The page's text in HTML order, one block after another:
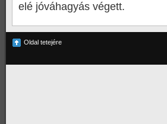
elé jóváhagyás végett.
Oldal tetejére